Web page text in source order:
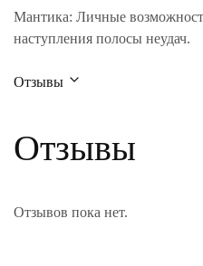
Мантика: Личные
наступления полосы неудач.
Отзывы
Отзывы
Отзывов пока нет.